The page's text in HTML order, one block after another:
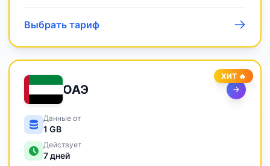
Выбрать тариф
ХИТ 🔥
ОАЭ
Данные от
1 GB
Действует
7дней